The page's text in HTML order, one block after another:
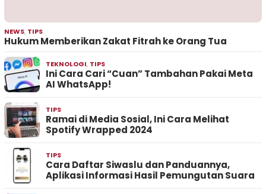
NEWS, TIPS
Hukum Memberikan Zakat Fitrah ke Orang Tua
TEKNOLOGI, TIPS
Ini Cara Cari “Cuan” Tambahan Pakai Meta
AI WhatsApp!
TIPS
Ramai di Media Sosial, Ini Cara Melihat
Spotify Wrapped 2024
TIPS
Cara Daftar Siwaslu dan Panduannya,
Aplikasi Informasi Hasil Pemungutan Suara